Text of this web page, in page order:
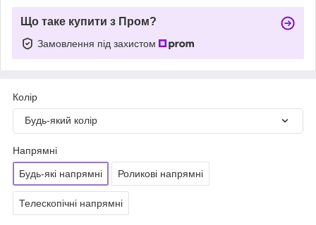
Що таке купити з Пром?
Замовлення під захистом
Колір
Будь-який колір
Напрямні
Будь-які напрямні Роликові напрямні
Телескопічні напрямні